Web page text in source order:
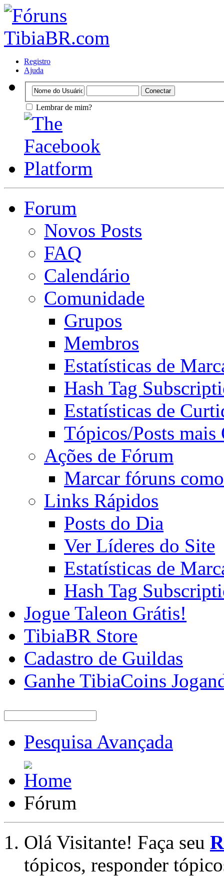
Registro
Ajuda
Lembrar de mim?
Forum
Novos Posts
FAQ
Calendário
Comunidade
Grupos
Membros
Estatísticas de
Hash Tag
Estatísticas de
Tópicos/Posts mais
Ações de Fórum
Marcar fóruns
Links Rápidos
Posts do Dia
Ver Líderes do Site
Estatísticas de
Hash Tag
Jogue Taleon Grátis!
TibiaBR Store
Cadastro de Guildas
Ganhe TibiaCoins
Pesquisa Avançada
Fórum
Olá Visitante! Faça seu
tópicos, responder